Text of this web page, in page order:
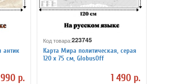
антик
р.
Код товара:223745
Карта Мира политическая, серая
120 х 75 см, GlobusOff
1 490 р.